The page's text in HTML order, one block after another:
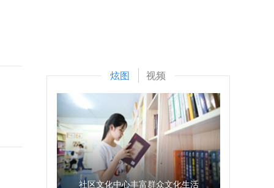
炫图 视频
社区文化中心丰富群众文化生活